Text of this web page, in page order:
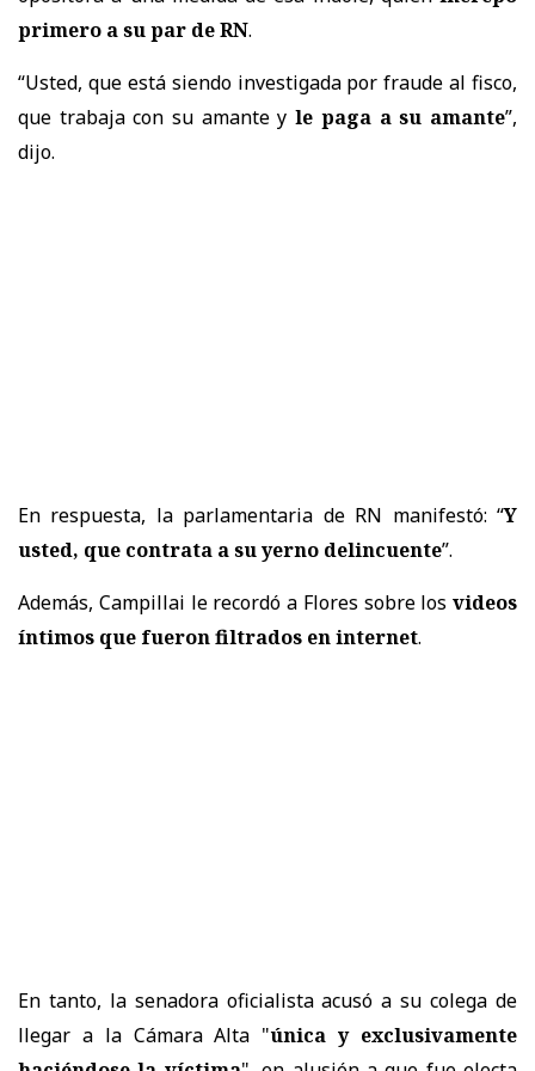
primero a su par de RN.
“Usted, que está siendo investigada por fraude al fisco,
que trabaja con su amante yle paga a su amante”,
dijo.
En respuesta, la parlamentaria de RN manifestó: “Y
usted, que contrata a su yerno delincuente”.
Además, Campillai le recordó a Flores sobre los videos
íntimos que fueron filtrados en internet.
En tanto, la senadora oficialista acusó a su colega de
llegar a la Cámara Alta "única y exclusivamente